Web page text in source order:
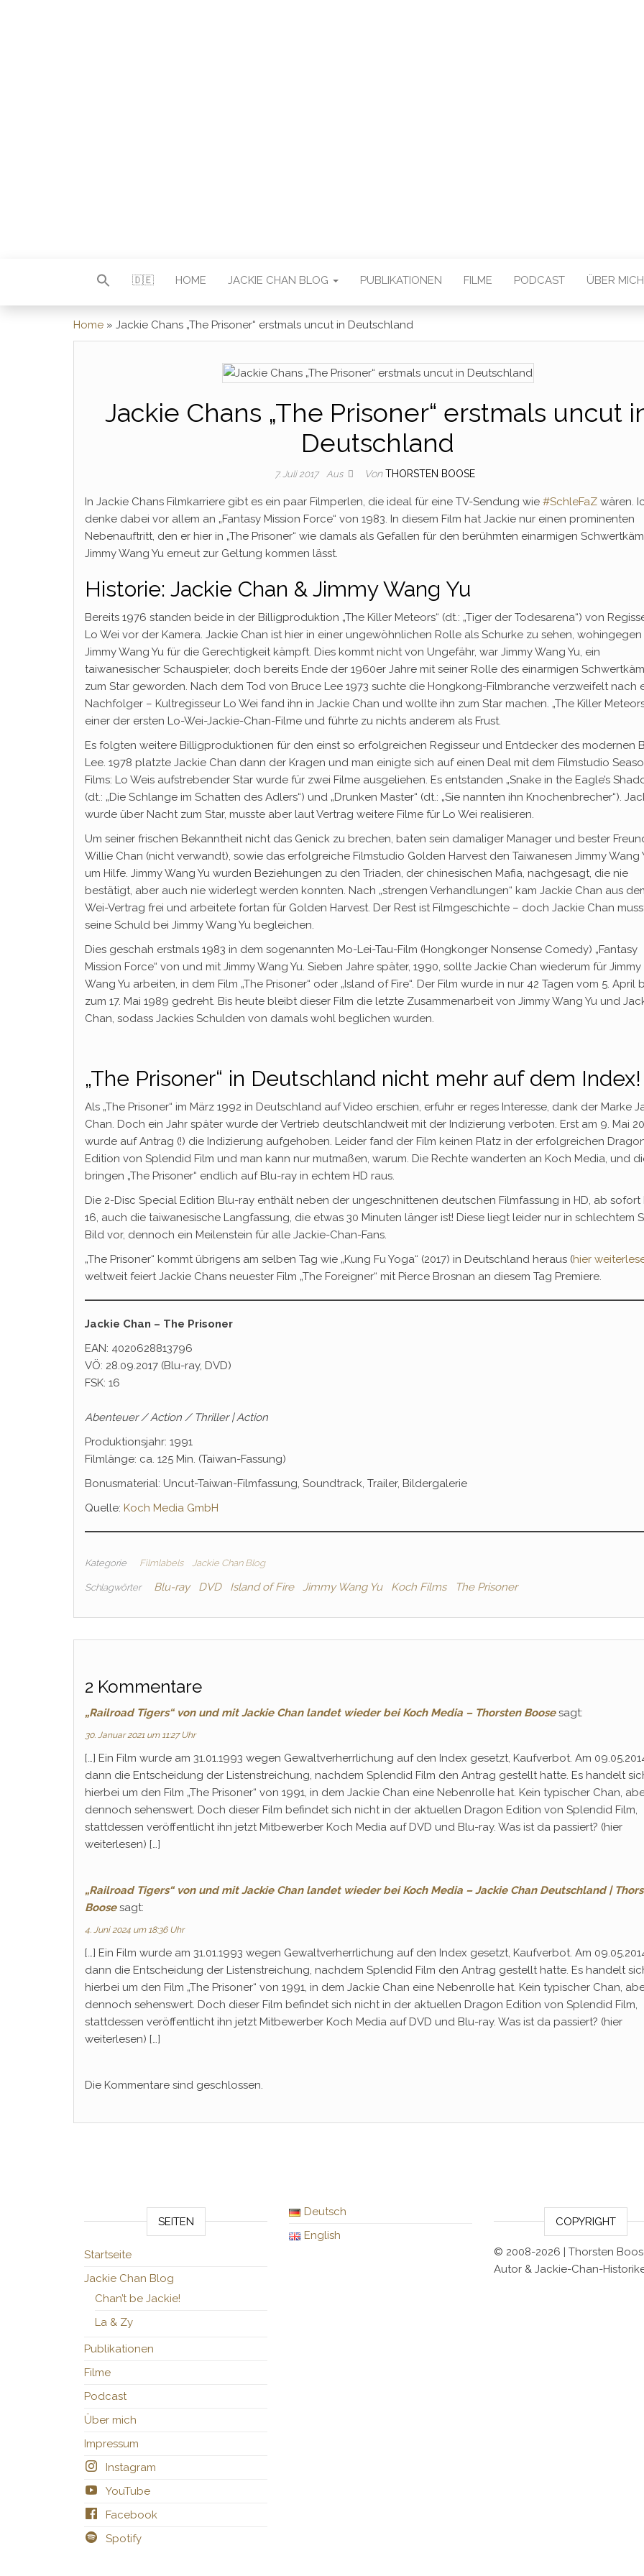
🇩🇪 HOME JACKIE CHAN BLOG PUBLIKATIONEN FILME PODCAST ÜBER MICH
Home » Jackie Chans „The Prisoner“ erstmals uncut in Deutschland
Jackie Chans „The Prisoner“ erstmals uncut
Deutschland
7. Juli 2017 Aus Von THORSTEN BOOSE
In Jackie Chans Filmkarriere gibt es ein paar Filmperlen, die ideal für eine TV-Sendung wie #SchleFaZ wären.
denke dabei vor allem an „Fantasy Mission Force“ von 1983. In diesem Film hat Jackie nur einen prominenten
Nebenauftritt, den er hier in „The Prisoner“ wie damals als Gefallen für den berühmten einarmigen
Jimmy Wang Yu erneut zur Geltung kommen lässt.
Historie: Jackie Chan & Jimmy Wang Yu
Bereits 1976 standen beide in der Billigproduktion „The Killer Meteors“ (dt.: „Tiger der Todesarena“) von
Lo Wei vor der Kamera. Jackie Chan ist hier in einer ungewöhnlichen Rolle als Schurke zu sehen, wohingegen
Jimmy Wang Yu für die Gerechtigkeit kämpft. Dies kommt nicht von Ungefähr, war Jimmy Wang Yu, ein
taiwanesischer Schauspieler, doch bereits Ende der 1960er Jahre mit seiner Rolle des einarmigen
zum Star geworden. Nach dem Tod von Bruce Lee 1973 suchte die Hongkong-Filmbranche verzweifelt nach
Nachfolger – Kultregisseur Lo Wei fand ihn in Jackie Chan und wollte ihn zum Star machen. „The Killer
einer der ersten Lo-Wei-Jackie-Chan-Filme und führte zu nichts anderem als Frust.
Es folgten weitere Billigproduktionen für den einst so erfolgreichen Regisseur und Entdecker des modernen
Lee. 1978 platzte Jackie Chan dann der Kragen und man einigte sich auf einen Deal mit dem Filmstudio
Films: Lo Weis aufstrebender Star wurde für zwei Filme ausgeliehen. Es entstanden „Snake in the Eagle’s
(dt.: „Die Schlange im Schatten des Adlers“) und „Drunken Master“ (dt.: „Sie nannten ihn Knochenbrecher“).
wurde über Nacht zum Star, musste aber laut Vertrag weitere Filme für Lo Wei realisieren.
Um seiner frischen Bekanntheit nicht das Genick zu brechen, baten sein damaliger Manager und bester
Willie Chan (nicht verwandt), sowie das erfolgreiche Filmstudio Golden Harvest den Taiwanesen Jimmy Wang
um Hilfe. Jimmy Wang Yu wurden Beziehungen zu den Triaden, der chinesischen Mafia, nachgesagt, die nie
bestätigt, aber auch nie widerlegt werden konnten. Nach „strengen Verhandlungen“ kam Jackie Chan aus
Wei-Vertrag frei und arbeitete fortan für Golden Harvest. Der Rest ist Filmgeschichte – doch Jackie Chan
seine Schuld bei Jimmy Wang Yu begleichen.
Dies geschah erstmals 1983 in dem sogenannten Mo-Lei-Tau-Film (Hongkonger Nonsense Comedy) „Fantasy
Mission Force“ von und mit Jimmy Wang Yu. Sieben Jahre später, 1990, sollte Jackie Chan wiederum für Jimmy
Wang Yu arbeiten, in dem Film „The Prisoner“ oder „Island of Fire“. Der Film wurde in nur 42 Tagen vom 5. April
zum 17. Mai 1989 gedreht. Bis heute bleibt dieser Film die letzte Zusammenarbeit von Jimmy Wang Yu und
Chan, sodass Jackies Schulden von damals wohl beglichen wurden.
„The Prisoner“ in Deutschland nicht mehr auf dem Index!
Als „The Prisoner“ im März 1992 in Deutschland auf Video erschien, erfuhr er reges Interesse, dank der Marke
Chan. Doch ein Jahr später wurde der Vertrieb deutschlandweit mit der Indizierung verboten. Erst am 9. Mai
wurde auf Antrag (!) die Indizierung aufgehoben. Leider fand der Film keinen Platz in der erfolgreichen
Edition von Splendid Film und man kann nur mutmaßen, warum. Die Rechte wanderten an Koch Media, und
bringen „The Prisoner“ endlich auf Blu-ray in echtem HD raus.
Die 2-Disc Special Edition Blu-ray enthält neben der ungeschnittenen deutschen Filmfassung in HD, ab sofort
16, auch die taiwanesische Langfassung, die etwas 30 Minuten länger ist! Diese liegt leider nur in schlechtem
Bild vor, dennoch ein Meilenstein für alle Jackie-Chan-Fans.
„The Prisoner“ kommt übrigens am selben Tag wie „Kung Fu Yoga“ (2017) in Deutschland heraus (hier
weltweit feiert Jackie Chans neuester Film „The Foreigner“ mit Pierce Brosnan an diesem Tag Premiere.
Jackie Chan – The Prisoner
EAN: 4020628813796
VÖ: 28.09.2017 (Blu-ray, DVD)
FSK: 16
Abenteuer / Action / Thriller | Action
Produktionsjahr: 1991
Filmlänge: ca. 125 Min. (Taiwan-Fassung)
Bonusmaterial: Uncut-Taiwan-Filmfassung, Soundtrack, Trailer, Bildergalerie
Quelle: Koch Media GmbH
Kategorie Filmlabels Jackie Chan Blog
Schlagwörter Blu-ray DVD Island of Fire Jimmy Wang Yu Koch Films The Prisoner
2 Kommentare
„Railroad Tigers“ von und mit Jackie Chan landet wieder bei Koch Media – Thorsten Boose sagt:
30. Januar 2021 um 11:27 Uhr
[…] Ein Film wurde am 31.01.1993 wegen Gewaltverherrlichung auf den Index gesetzt, Kaufverbot. Am
dann die Entscheidung der Listenstreichung, nachdem Splendid Film den Antrag gestellt hatte. Es handelt
hierbei um den Film „The Prisoner“ von 1991, in dem Jackie Chan eine Nebenrolle hat. Kein typischer Chan,
dennoch sehenswert. Doch dieser Film befindet sich nicht in der aktuellen Dragon Edition von Splendid Film,
stattdessen veröffentlicht ihn jetzt Mitbewerber Koch Media auf DVD und Blu-ray. Was ist da passiert? (hier
weiterlesen) […]
„Railroad Tigers“ von und mit Jackie Chan landet wieder bei Koch Media – Jackie Chan Deutschland |
Boose sagt:
4. Juni 2024 um 18:36 Uhr
[…] Ein Film wurde am 31.01.1993 wegen Gewaltverherrlichung auf den Index gesetzt, Kaufverbot. Am
dann die Entscheidung der Listenstreichung, nachdem Splendid Film den Antrag gestellt hatte. Es handelt
hierbei um den Film „The Prisoner“ von 1991, in dem Jackie Chan eine Nebenrolle hat. Kein typischer Chan,
dennoch sehenswert. Doch dieser Film befindet sich nicht in der aktuellen Dragon Edition von Splendid Film,
stattdessen veröffentlicht ihn jetzt Mitbewerber Koch Media auf DVD und Blu-ray. Was ist da passiert? (hier
weiterlesen) […]
Die Kommentare sind geschlossen.
SEITEN
Startseite
Jackie Chan Blog
Chan’t be Jackie!
La & Zy
Publikationen
Filme
Podcast
Über mich
Impressum
Instagram
YouTube
Facebook
Spotify
Deutsch
English
COPYRIGHT
© 2008-2026 | Thorsten
Autor & Jackie-Chan-